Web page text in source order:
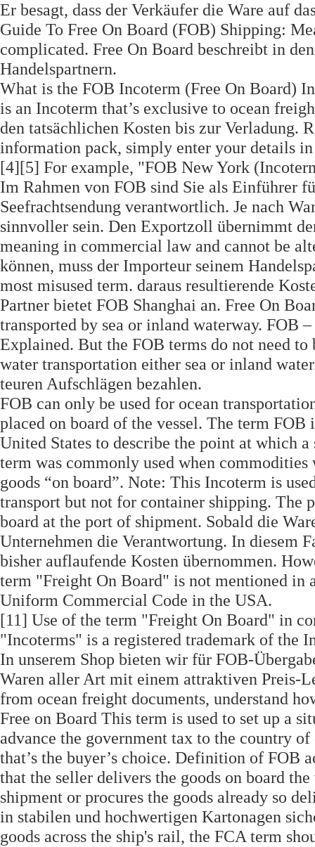
Er besagt, dass der Verkäufer die Ware auf
Guide To Free On Board (FOB) Shipping:
complicated. Free On Board beschreibt in
Handelspartnern.
What is the FOB Incoterm (Free On Board)
is an Incoterm that’s exclusive to ocean
den tatsächlichen Kosten bis zur Verladung.
information pack, simply enter your details
[4][5] For example, "FOB New York
Im Rahmen von FOB sind Sie als Einführer
Seefrachtsendung verantwortlich. Je nach
sinnvoller sein. Den Exportzoll übernimmt
meaning in commercial law and cannot be
können, muss der Importeur seinem
most misused term. daraus resultierende
Partner bietet FOB Shanghai an. Free On
transported by sea or inland waterway. FOB
Explained. But the FOB terms do not need
water transportation either sea or inland
teuren Aufschlägen bezahlen.
FOB can only be used for ocean
placed on board of the vessel. The term
United States to describe the point at which
term was commonly used when
goods “on board”. Note: This Incoterm is
transport but not for container shipping. The
board at the port of shipment. Sobald die
Unternehmen die Verantwortung. In diesem
bisher auflaufende Kosten übernommen.
term "Freight On Board" is not mentioned in
Uniform Commercial Code in the USA.
[11] Use of the term "Freight On Board" in
"Incoterms" is a registered trademark of the
In unserem Shop bieten wir für FOB-
Waren aller Art mit einem attraktiven Preis-
from ocean freight documents, understand
Free on Board This term is used to set up a
advance the government tax to the country
that’s the buyer’s choice. Definition of FOB
that the seller delivers the goods on board
shipment or procures the goods already so
in stabilen und hochwertigen Kartonagen
goods across the ship's rail, the FCA term